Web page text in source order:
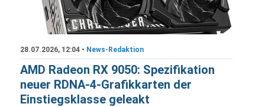
28.07.2026, 12:04 • News-Redaktion
AMD Radeon RX 9050: Spezifikation
neuer RDNA-4-Grafikkarten der
Einstiegsklasse geleakt